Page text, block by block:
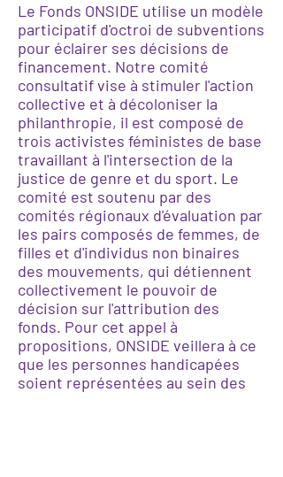
Le Fonds ONSIDE utilise un modèle
participatif d'octroi de subventions
pour éclairer ses décisions de
financement. Notre comité
consultatif vise à stimuler l'action
collective et à décoloniser la
philanthropie, il est composé de
trois activistes féministes de base
travaillant à l'intersection de la
justice de genre et du sport. Le
comité est soutenu par des
comités régionaux d'évaluation par
les pairs composés de femmes, de
filles et d'individus non binaires
des mouvements, qui détiennent
collectivement le pouvoir de
décision sur l'attribution des
fonds. Pour cet appel à
propositions, ONSIDE veillera à ce
que les personnes handicapées
soient représentées au sein des